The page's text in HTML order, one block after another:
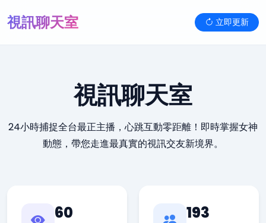
視訊聊天室 立即更新
視訊聊天室
24小時捕捉全台最正主播，心跳互動零距離！即時掌握女神
動態，帶您走進最真實的視訊交友新境界。
60 193